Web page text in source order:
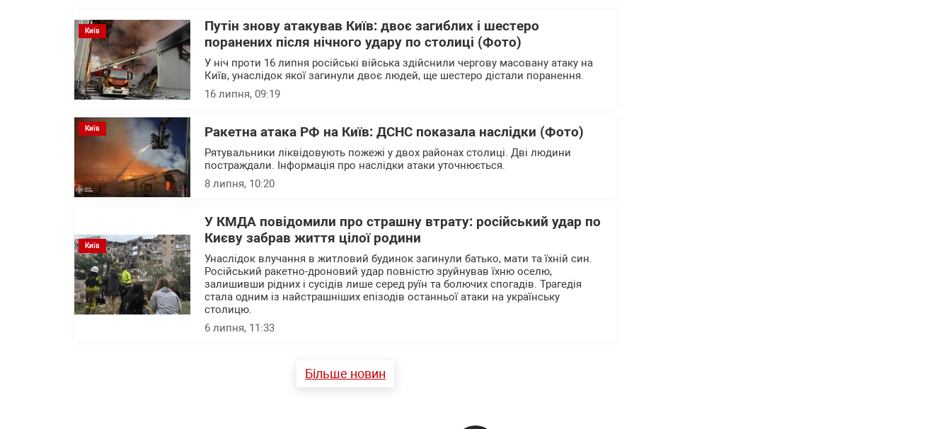
Київ
Путін знову атакував Київ: двоє загиблих і шестеро
поранених після нічного удару по столиці (Фото)
У ніч проти 16 липня російські війська здійснили чергову масовану атаку на
Київ, унаслідок якої загинули двоє людей, ще шестеро дістали поранення.
16 липня, 09:19
Київ Ракетна атака РФ на Київ: ДСНС показала наслідки (Фото)
Рятувальники ліквідовують пожежі у двох районах столиці. Дві людини
постраждали. Інформація про наслідки атаки уточнюється.
8 липня, 10:20
Київ
У КМДА повідомили про страшну втрату: російський удар по
Києву забрав життя цілої родини
Унаслідок влучання в житловий будинок загинули батько, мати та їхній син.
Російський ракетно-дроновий удар повністю зруйнував їхню оселю,
залишивши рідних і сусідів лише серед руїн та болючих спогадів. Трагедія
стала одним із найстрашніших епізодів останньої атаки на українську
столицю.
6 липня, 11:33
Більше новин